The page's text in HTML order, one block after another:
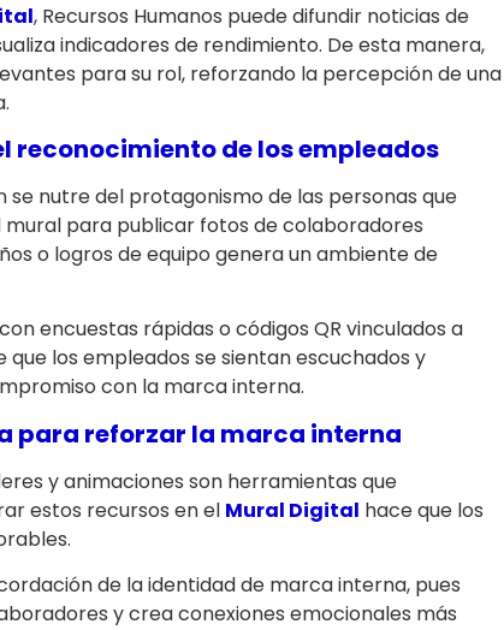
, Recursos Humanos puede difundir noticias de
indicadores de rendimiento. De esta manera,
para su rol, reforzando la percepción de una
reconocimiento de los empleados
nutre del protagonismo de las personas que
para publicar fotos de colaboradores
o logros de equipo genera un ambiente de
encuestas rápidas o códigos QR vinculados a
los empleados se sientan escuchados y
con la marca interna.
para reforzar la marca interna
y animaciones son herramientas que
estos recursos en el Mural Digital hace que los
de la identidad de marca interna, pues
y crea conexiones emocionales más